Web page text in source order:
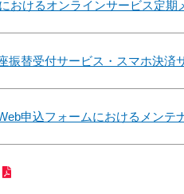
おけるオンラインサービス定
振替受付サービス・スマホ決済
申込フォームにおけるメンテ